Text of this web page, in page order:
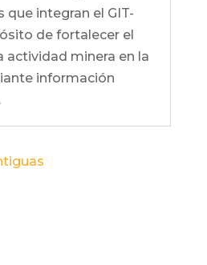
que integran el GIT-
de fortalecer el
actividad minera en la
información